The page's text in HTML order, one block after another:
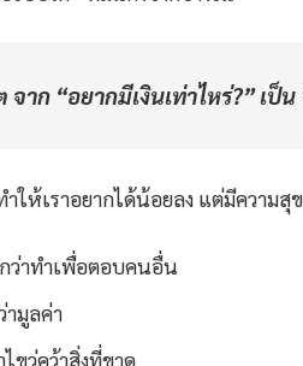
าก “อยากมีเงินเท่าไหร่?” เป็
ให้เราอยากได้น้อยลง แต่มีความสุ
กว่าทำเพื่อตอบคนอื่น
มูลค่า
ขว่คว้าสิ่งที่ขาด